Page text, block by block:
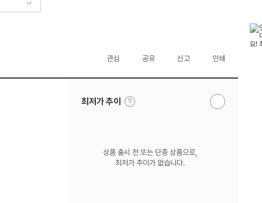
관심 공유 신고 인쇄
최저가 추이
툴
팁
알
상품 출시 전 또는 단종 상품으로,
최저가 추이가 없습니다.